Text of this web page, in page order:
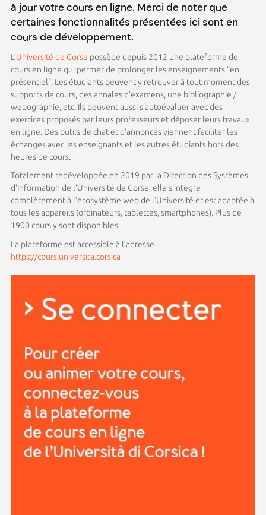
à jour votre cours en ligne. Merci de noter que
certaines fonctionnalités présentées ici sont en
cours de développement.
L’Université de Corse possède depuis 2012 une plateforme de
cours en ligne qui permet de prolonger les enseignements "en
présentiel". Les étudiants peuvent y retrouver à tout moment des
supports de cours, des annales d’examens, une bibliographie /
webographie, etc. Ils peuvent aussi s’autoévaluer avec des
exercices proposés par leurs professeurs et déposer leurs travaux
en ligne. Des outils de chat et d'annonces viennent faciliter les
échanges avec les enseignants et les autres étudiants hors des
heures de cours.
Totalement redéveloppée en 2019 par la Direction des Systèmes
d'Information de l'Université de Corse, elle s'intègre
complètement à l'écosystème web de l'Université et est adaptée à
tous les appareils (ordinateurs, tablettes, smartphones). Plus de
1900 cours y sont disponibles.
La plateforme est accessible à l’adresse
https://cours.universita.corsica